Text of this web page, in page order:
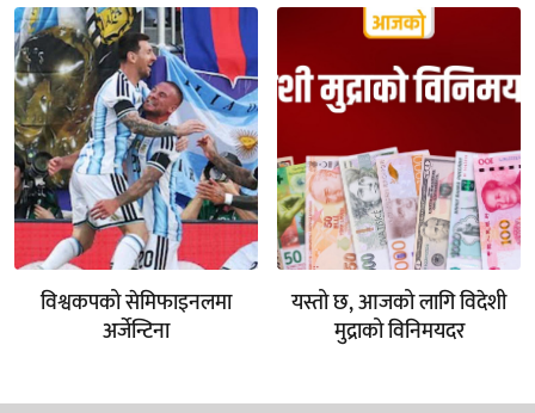
विश्वकपको सेमिफाइनलमा
अर्जेन्टिना
यस्तो छ, आजको लागि विदेशी
मुद्राको विनिमयदर